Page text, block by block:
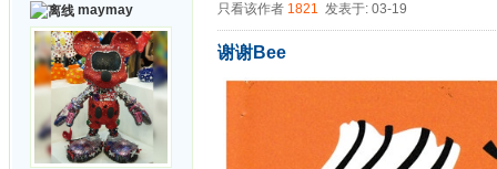
maymay 只看该作者 1821 发表于: 03-19
谢谢Bee